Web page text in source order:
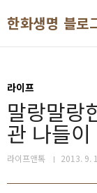
한화생명 블
라이프
말랑말랑
관 나들이
라이프앤톡 2013. 9.